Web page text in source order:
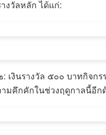
งวัลหลัก ได้แก่:
เงินรางวัล ๕๐๐ บาท ​กิจก
ามคึกคักในช่วงฤดูกาลนี้อีก